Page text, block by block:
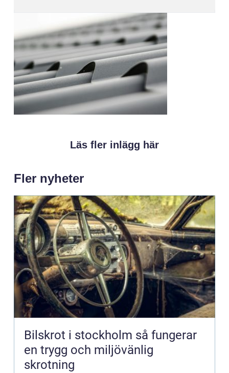
Läs fler inlägg här
Fler nyheter
Bilskrot i stockholm så fungerar
en trygg och miljövänlig
skrotning